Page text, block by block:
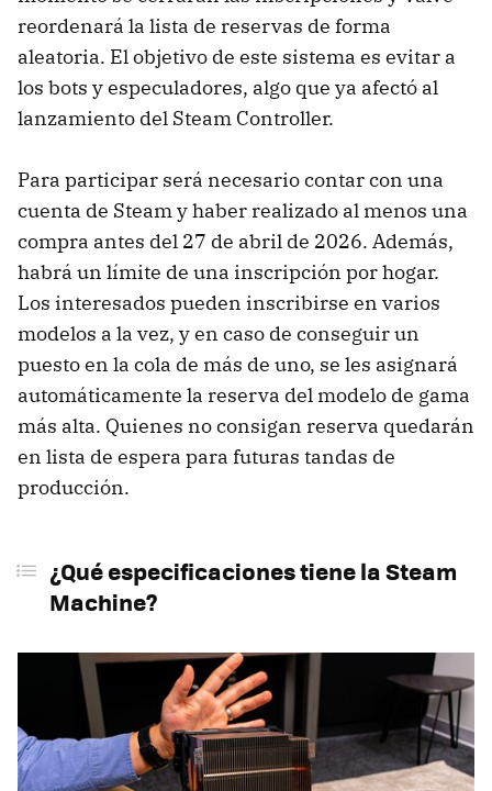
reordenará la lista de reservas de forma
aleatoria. El objetivo de este sistema es evitar a
los bots y especuladores, algo que ya afectó al
lanzamiento del Steam Controller.
Para participar será necesario contar con una
cuenta de Steam y haber realizado al menos una
compra antes del 27 de abril de 2026. Además,
habrá un límite de una inscripción por hogar.
Los interesados pueden inscribirse en varios
modelos a la vez, y en caso de conseguir un
puesto en la cola de más de uno, se les asignará
automáticamente la reserva del modelo de gama
más alta. Quienes no consigan reserva quedarán
en lista de espera para futuras tandas de
producción.
¿Qué especificaciones tiene la Steam
Machine?